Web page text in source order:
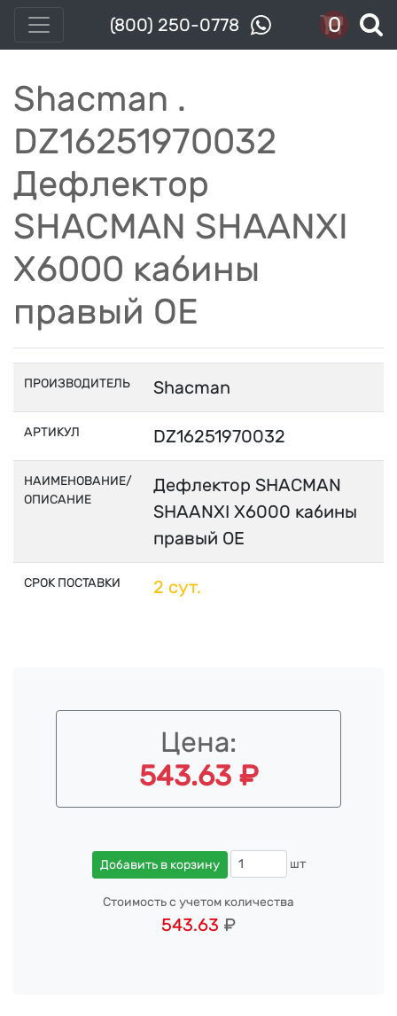
(800) 250-0778 0
Shacman .
DZ16251970032
Дефлектор
SHACMAN SHAANXI
X6000 кабины
правый OE
ПРОИЗВОДИТЕЛЬ Shacman
АРТИКУЛ DZ16251970032
НАИМЕНОВАНИЕ/
ОПИСАНИЕ
Дефлектор SHACMAN
SHAANXI X6000 кабины
правый OE
СРОК ПОСТАВКИ 2 сут.
Цена:
543.63 ₽
Добавить в корзину шт
Стоимость с учетом количества
543.63 ₽